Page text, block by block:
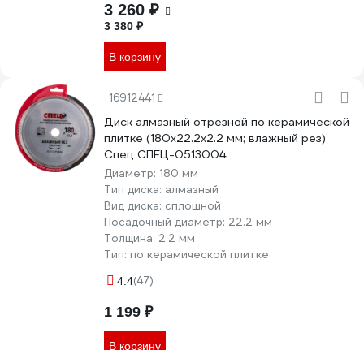
3 260 ₽
3 380 ₽
В корзину
16912441
Диск алмазный отрезной по керамической
плитке (180х22.2х2.2 мм; влажный рез)
Спец СПЕЦ-0513004
Диаметр: 180 мм
Тип диска: алмазный
Вид диска: сплошной
Посадочный диаметр: 22.2 мм
Толщина: 2.2 мм
Тип: по керамической плитке
4.4(47)
1 199 ₽
В корзину